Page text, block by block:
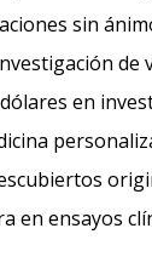
sin
en
en ensayos